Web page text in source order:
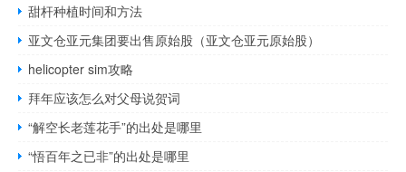
甜杆种植时间和方法
亚文仓亚元集团要出售原始股（亚文仓亚元原始股）
helicopter sim攻略
拜年应该怎么对父母说贺词
“解空长老莲花手”的出处是哪里
“悟百年之已非”的出处是哪里